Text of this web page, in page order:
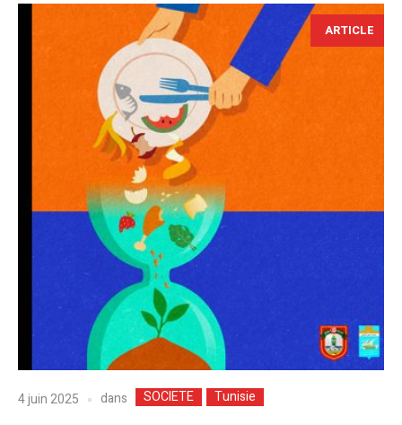
ARTICLE
4 juin 2025 dans SOCIETE Tunisie